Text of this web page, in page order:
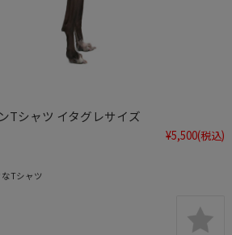
Tシャツ イタグレサイズ
¥5,500(税込)
Tシャツ